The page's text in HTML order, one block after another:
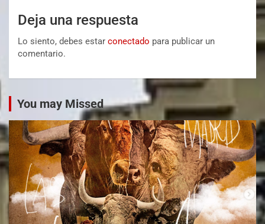
Deja una respuesta
Lo siento, debes estar conectado para publicar un
comentario.
You may Missed